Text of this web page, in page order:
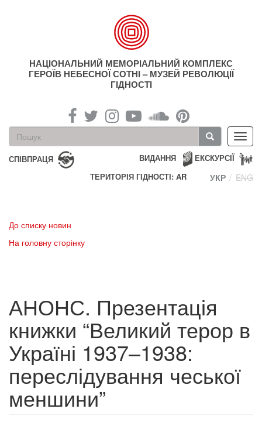
НАЦІОНАЛЬНИЙ МЕМОРІАЛЬНИЙ КОМПЛЕКС
ГЕРОЇВ НЕБЕСНОЇ СОТНІ – МУЗЕЙ РЕВОЛЮЦІЇ
ГІДНОСТІ
Пошукова
форма
Пошук
СПІВПРАЦЯ ЕКСКУРСІЇ
ВИДАННЯ
ТЕРИТОРІЯ ГІДНОСТІ: AR
УКР ENG
До списку новин
На головну сторінку
АНОНС. Презентація
книжки “Великий терор в
Україні 1937–1938:
переслідування чеської
меншини”